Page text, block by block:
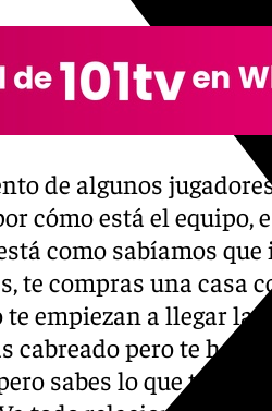
de algunos
cómo está el equipo,
como sabíamos
te compras una casa
te empiezan a llegar
cabreado pero te has
sabes lo que tienes